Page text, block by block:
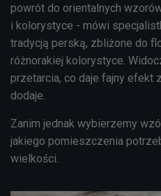
powrót do orientalnych
i kolorystyce - mówi
tradycją perską, zbliżone do
różnorakiej kolorystyce.
przetarcia, co daje fajny efekt
dodaje.
Zanim jednak wybierzemy
jakiego pomieszczenia
wielkości.